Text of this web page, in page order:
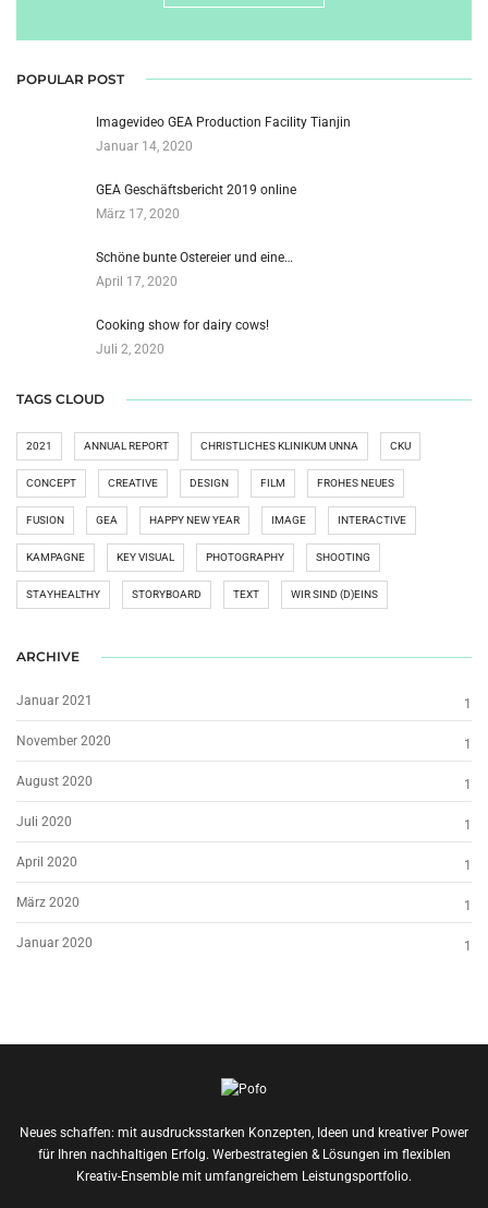
POPULAR POST
Imagevideo GEA Production Facility Tianjin
Januar 14, 2020
GEA Geschäftsbericht 2019 online
März 17, 2020
Schöne bunte Ostereier und eine…
April 17, 2020
Cooking show for dairy cows!
Juli 2, 2020
TAGS CLOUD
2021 ANNUAL REPORT CHRISTLICHES KLINIKUM UNNA CKU
CONCEPT CREATIVE DESIGN FILM FROHES NEUES
FUSION GEA HAPPY NEW YEAR IMAGE INTERACTIVE
KAMPAGNE KEY VISUAL PHOTOGRAPHY SHOOTING
STAYHEALTHY STORYBOARD TEXT WIR SIND (D)EINS
ARCHIVE
Januar 2021 1
November 2020 1
August 2020 1
Juli 2020 1
April 2020 1
März 2020 1
Januar 2020 1
Neues schaffen: mit ausdrucksstarken Konzepten, Ideen und kreativer Power
für Ihren nachhaltigen Erfolg. Werbestrategien & Lösungen im flexiblen
Kreativ-Ensemble mit umfangreichem Leistungsportfolio.